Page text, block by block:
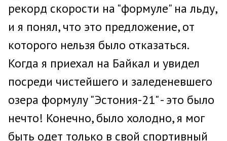
рекорд скорости на "формуле" на льду,
и я понял, что это предложение, от
которого нельзя было отказаться.
Когда я приехал на Байкал и увидел
посреди чистейшего и заледеневшего
озера формулу "Эстония-21" - это было
нечто! Конечно, было холодно, я мог
быть одет только в свой спортивный